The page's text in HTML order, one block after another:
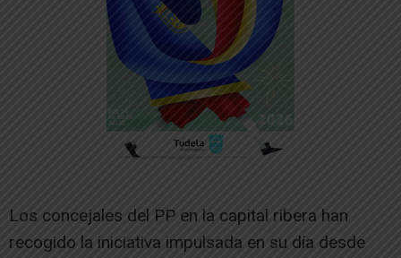
Los concejales del PP en la capital ribera han
recogido la iniciativa impulsada en su día desde